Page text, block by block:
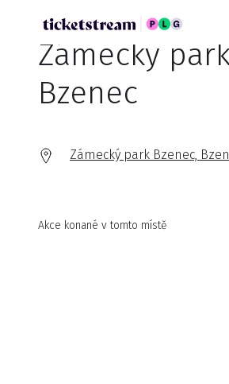
Zámecký
Bzenec
Zámecký park Bzenec,
Akce konané v tomto místě